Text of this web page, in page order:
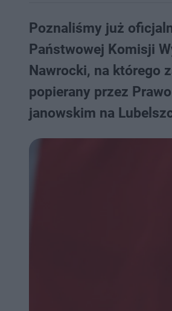
Poznaliśmy już
Państwowej Komisji
Nawrocki, na którego
popierany przez
janowskim na